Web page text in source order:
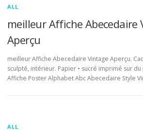
ALL
meilleur Affiche Abecedaire
Aperçu
meilleur Affiche Abecedaire Vintage Aperçu.
sculpté, intérieur. Papier • sucré imprimé sur
Affiche Poster Alphabet Abc Abecedaire Style
ALL